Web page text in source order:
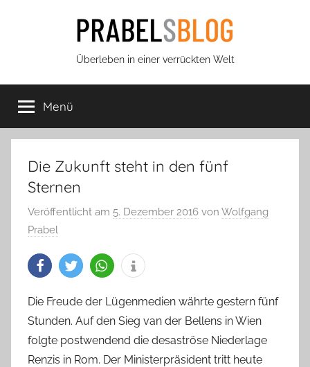
Prabels
Blog
Überleben in einer verrückten Welt
Menü
Die Zukunft steht in den fünf
Sternen
Veröffentlicht am 5. Dezember 2016 von Wolfgang
Prabel
Die Freude der Lügenmedien währte gestern fünf
Stunden. Auf den Sieg van der Bellens in Wien
folgte postwendend die desaströse Niederlage
Renzis in Rom. Der Ministerpräsident tritt heute